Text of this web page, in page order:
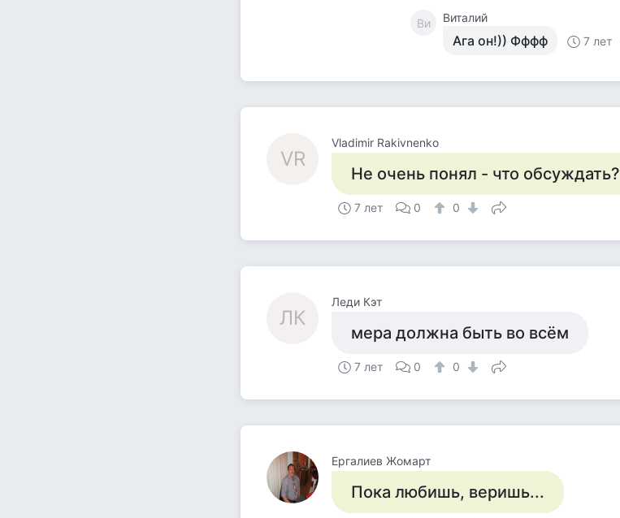
Ви Виталий
Ага он!)) Фффф 7 лет
VR
Vladimir Rakivnenko
Не очень понял - что обсуждать?
7 лет 0 0
ЛК
Леди Кэт
мера должна быть во всём
7 лет 0 0
Ергалиев Жомарт
Пока любишь, веришь...